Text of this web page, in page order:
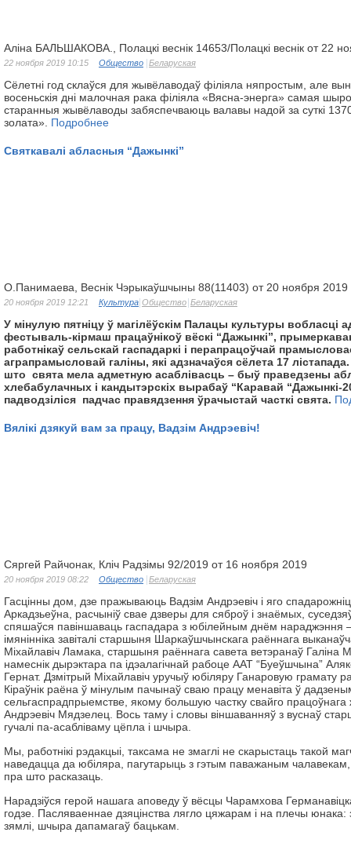
Аліна БАЛЬШАКОВА., Полацкі веснік 14653/Полацкі веснік от 22
22 ноября 2019 10:15 Общество Беларуская
Сёлетні год склаўся для жывёлаводаў філіяла няпростым, але
восеньскія дні малочная рака філіяла «Вясна-энерга» самая
старанныя жывёлаводы забяспечваюць валавы надой за суткі
золата». Подробнее
Святкавалі абласныя “Дажынкі”
О.Панимаева, Веснік Чэрыкаўшчыны 88(11403) от 20 ноября 2019
20 ноября 2019 12:21 Культура Общество Беларуская
У мінулую пятніцу ў магілёўскім Палацы культуры вобласці
фестываль-кірмаш працаўнікоў вёскі “Дажынкі”,
работнікаў сельскай гаспадаркі і перапрацоўчай
аграпрамысловай галіны, які адзначаўся сёлета 17
што свята мела адметную асаблівасць – быў праведзены
хлебабулачных і кандытэрскіх вырабаў “Каравай “Дажынкі-
падводзіліся падчас правядзення ўрачыстай часткі свята.
Вялікі дзякуй вам за працу, Вадзім Андрэевіч!
Сяргей Райчонак, Кліч Радзімы 92/2019 от 16 ноября 2019
20 ноября 2019 08:22 Общество Беларуская
Гасцінны дом, дзе пражываюць Вадзім Андрэевіч і яго
Аркадзьеўна, расчыніў свае дзверы для сяброў і знаёмых,
спяшаўся павіншаваць гаспадара з юбілейным днём нараджэння
імянінніка завіталі старшыня Шаркаўшчынскага раённага
Міхайлавіч Ламака, старшыня раённага савета ветэранаў Галіна
намеснік дырэктара па ідэалагічнай рабоце ААТ “Буеўшчына”
Гернат. Дзмітрый Міхайлавіч уручыў юбіляру Ганаровую грамату
Кіраўнік раёна ў мінулым пачынаў сваю працу менавіта ў
сельгаспрадпрыемстве, якому большую частку свайго працоўнага
Андрэевіч Мядзелец. Вось таму і словы віншаванняў з вуснаў
гучалі па-асабліваму цёпла і шчыра.
Мы, работнікі рэдакцыі, таксама не змаглі не скарыстаць такой
наведацца да юбіляра, пагутарыць з гэтым паважаным
пра што расказаць.
Нарадзіўся герой нашага аповеду ў вёсцы Чарамхова
годзе. Пасляваеннае дзяцінства лягло цяжарам і на плечы
зямлі, шчыра дапамагаў бацькам.